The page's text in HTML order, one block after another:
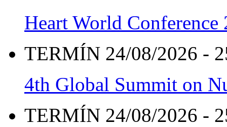
Heart World Conference
TERMÍN 24/08/2026 -
4th Global Summit on
TERMÍN 24/08/2026 -